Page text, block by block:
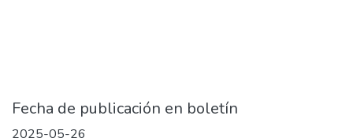
Fecha de publicación en boletín
2025-05-26